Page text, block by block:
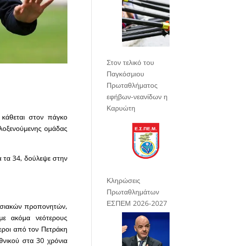
στον πάγκο
ομάδας
τα 34, δούλεψε στην
προπονητών,
ακόμα νεότερους
από τον Πετράκη
στα 30 χρόνια
Στον τελικό του
Παγκόσμιου
Πρωταθλήματος
εφήβων-νεανίδων η
Καρυώτη
Κληρώσεις
Πρωταθλημάτων
ΕΣΠΕΜ 2026-2027